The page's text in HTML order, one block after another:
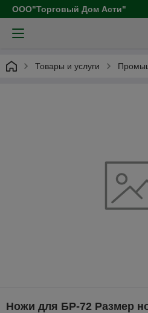
ООО"Торговый Дом Асти"
Товары и услуги
Ножи для БР-72 Размер